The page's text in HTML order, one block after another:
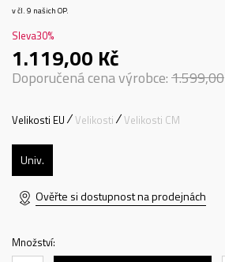
v čl. 9 našich OP.
Sleva30%
1.119,00 Kč
Doporučená cena výrobce:1.599,00
Velikosti EU Velikosti Velikosti CM
Univ.
Ověřte si dostupnost na prodejnách
Množství: